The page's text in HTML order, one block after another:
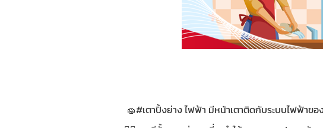
🧽#เตาปิ้งย่าง ไฟฟ้า มีหน้าเตาติดกับระบบไฟฟ้าของเค